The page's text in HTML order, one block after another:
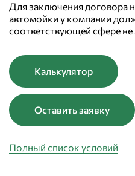
Для заключения договора
автомойки у компании
соответствующей сфере не
Калькулятор
Оставить заявку
Полный список условий